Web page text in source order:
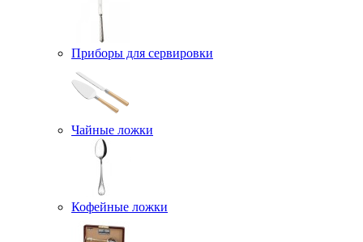
Приборы для сервировки
Чайные ложки
Кофейные ложки